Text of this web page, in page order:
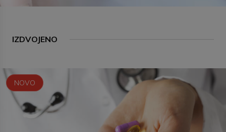
IZDVOJENO
NOVO